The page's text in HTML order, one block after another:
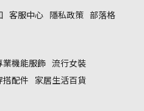
客服中心 隱私政策 部落格
業機能服飾 流行女裝
搭配件 家居生活百貨